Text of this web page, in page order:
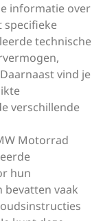
informatie over
specifieke
technische
vind je
verschillende
Motorrad
hun
bevatten vaak